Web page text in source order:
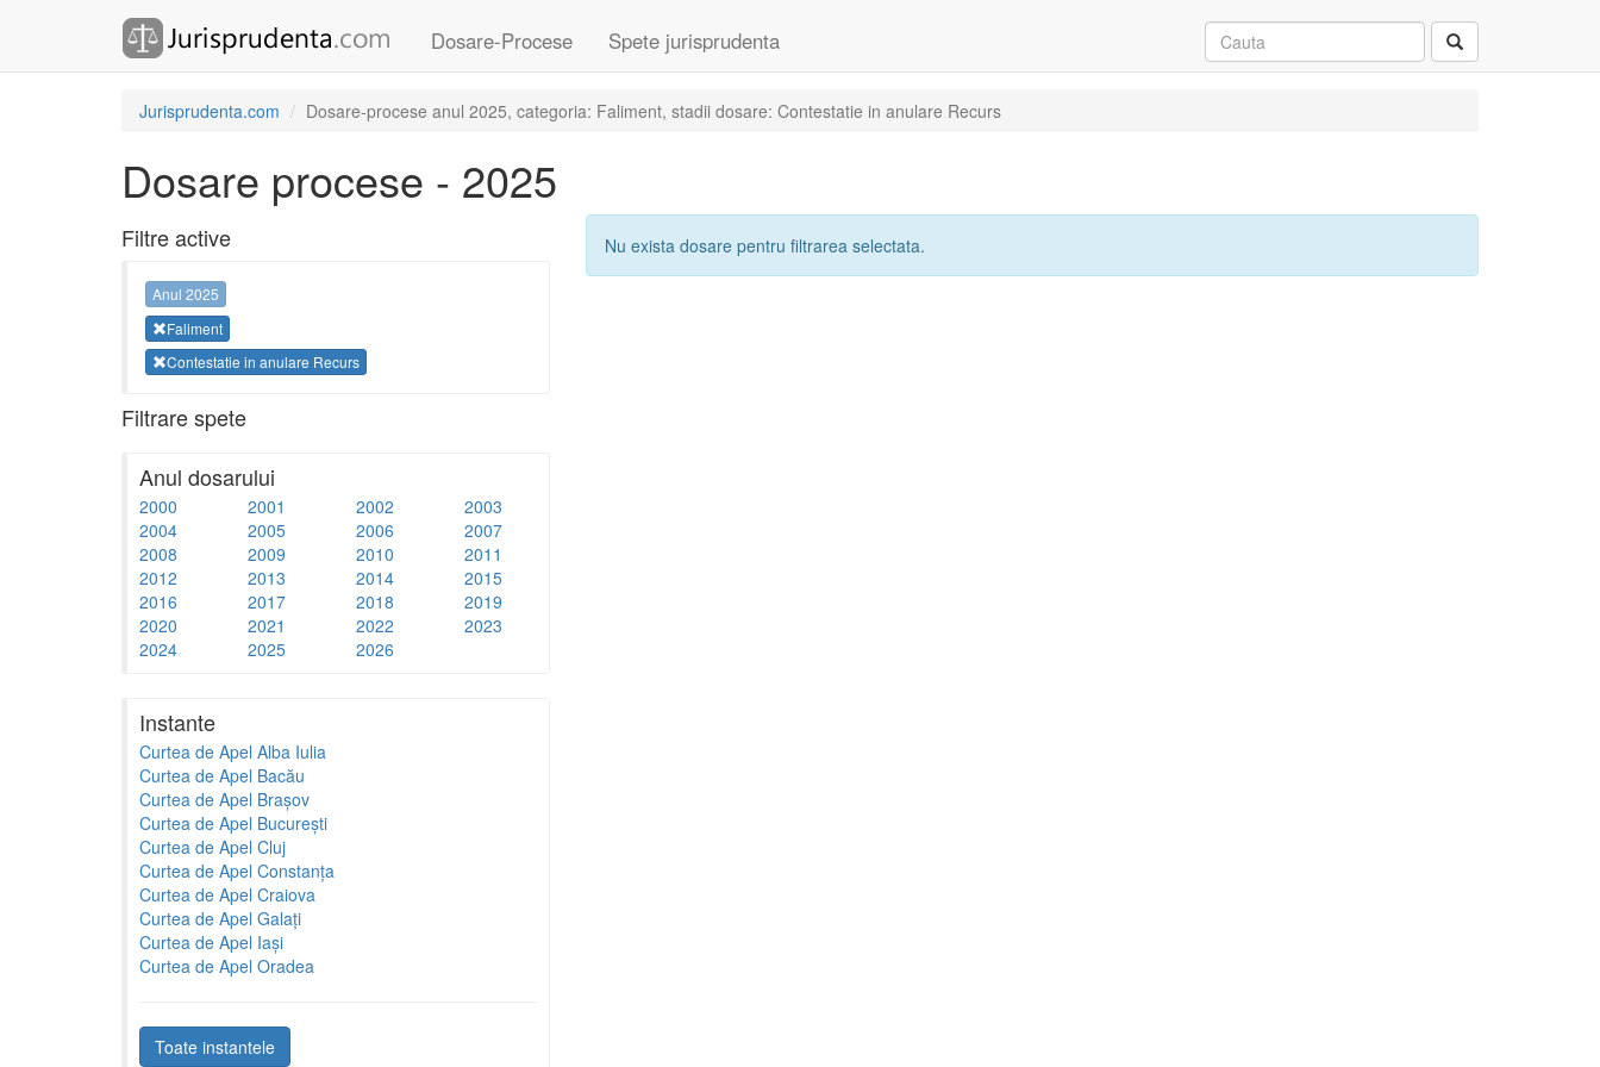
Dosare-Procese Spete jurisprudenta
Jurisprudenta.com Dosare-procese anul 2025, categoria: Faliment, stadii dosare: Contestatie in anulare Recurs
Dosare procese - 2025
Filtre active
Anul 2025
Faliment
Contestatie in anulare Recurs
Filtrare spete
Anul dosarului
2000 2001 2002
2003
2004
2005 2006
2007
2008
2009 2010
2011
2012
2013 2014
2015
2016
2017 2018
2019
2020
2021 2022
2023
2024
2025 2026
Instante
Curtea de Apel Alba Iulia
Curtea de Apel Bacău
Curtea de Apel Brașov
Curtea de Apel București
Curtea de Apel Cluj
Curtea de Apel Constanța
Curtea de Apel Craiova
Curtea de Apel Galați
Curtea de Apel Iași
Curtea de Apel Oradea
Toate instantele
Nu exista dosare pentru filtrarea selectata.